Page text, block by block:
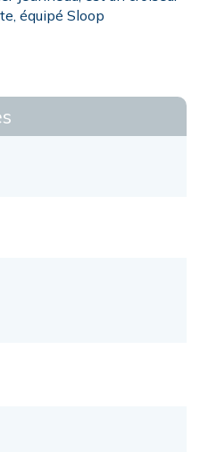
équipé Sloop